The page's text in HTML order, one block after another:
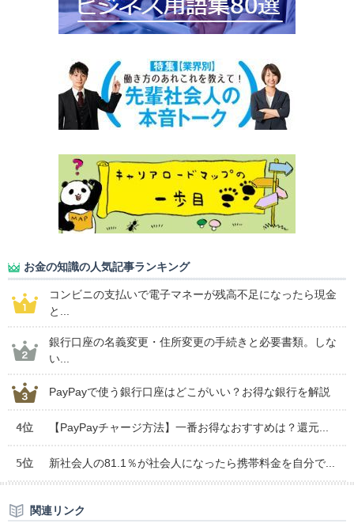
お金の知識の人気記事ランキング
コンビニの支払いで電子マネーが残高不足になったら現金
と...
銀行口座の名義変更・住所変更の手続きと必要書類。しな
い...
PayPayで使う銀行口座はどこがいい？お得な銀行を解説
4位 【PayPayチャージ方法】一番お得なおすすめは？還元...
5位 新社会人の81.1％が社会人になったら携帯料金を自分で...
関連リンク